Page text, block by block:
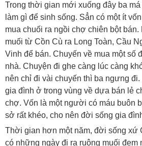
Trong thời gian mới xuống đây ba
làm gì để sinh sống. Sẳn có một ít
mua chuối ra ngồi chợ chiên bột
muối từ Cồn Cù ra Long Toàn, Cầu
Vinh để bán. Chuyến về mua một số
nhà. Chuyện đi ghe càng lúc càng
nên chỉ đi vài chuyến thì ba ngưng
gia đình ở trong vùng về dựa bán lẻ
chợ. Vốn là một người có máu buôn
sở rất khéo, cho nên đời sống gia
Thời gian hơn một năm, đời sống xứ
có những ngày đi ra ruộng muối đem